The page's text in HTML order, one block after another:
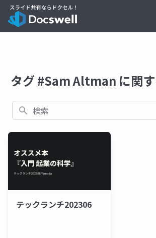
タグ #Sam Altman に関
検索
テックランチ202306